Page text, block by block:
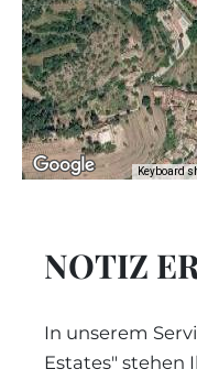
Keyboard
NOTIZ
In unserem
Estates" stehen